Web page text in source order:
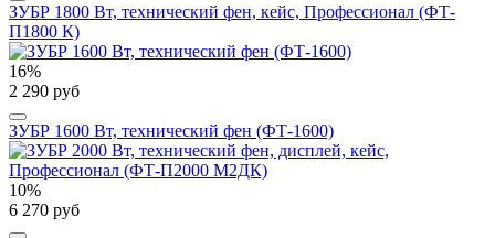
ЗУБР 1800 Вт, технический фен, кейс, Профессионал (ФТ-
П1800 К)
16%
2 290 руб
ЗУБР 1600 Вт, технический фен (ФТ-1600)
10%
6 270 руб